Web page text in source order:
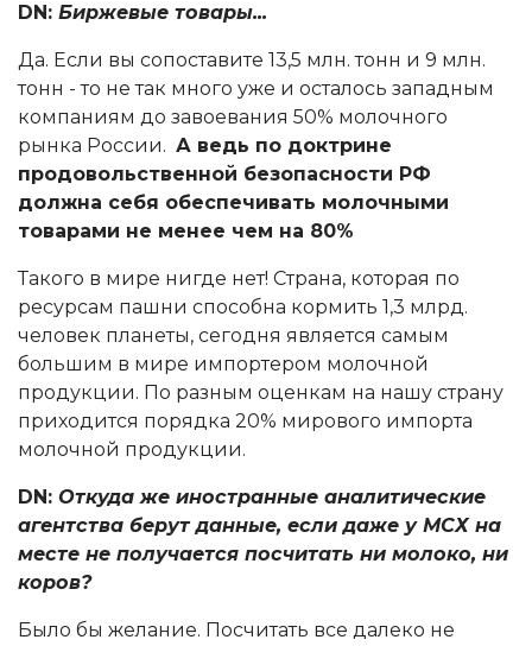
DN: Биржевые товары...
Да. Если вы сопоставите 13,5 млн. тонн и 9 млн.
тонн - то не так много уже и осталось западным
компаниям до завоевания 50% молочного
рынка России. А ведь по доктрине
продовольственной безопасности РФ
должна себя обеспечивать молочными
товарами не менее чем на 80%
Такого в мире нигде нет! Страна, которая по
ресурсам пашни способна кормить 1,3 млрд.
человек планеты, сегодня является самым
большим в мире импортером молочной
продукции. По разным оценкам на нашу страну
приходится порядка 20% мирового импорта
молочной продукции.
DN: Откуда же иностранные аналитические
агентства берут данные, если даже у МСХ на
месте не получается посчитать ни молоко, ни
коров?
Было бы желание. Посчитать все далеко не